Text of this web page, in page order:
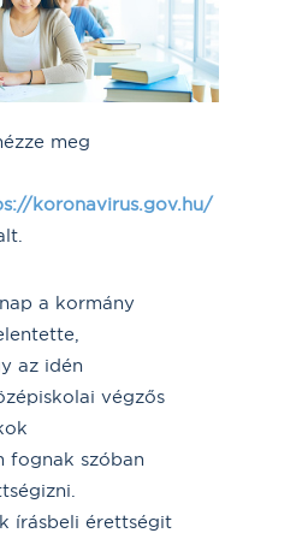
meg
koronavirus.gov.hu/
a kormány
az idén
végzős
fognak szóban
írásbeli érettségit